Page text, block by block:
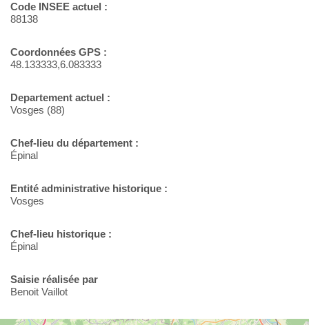
Code INSEE actuel :
88138
Coordonnées GPS :
48.133333,6.083333
Departement actuel :
Vosges (88)
Chef-lieu du département :
Épinal
Entité administrative historique :
Vosges
Chef-lieu historique :
Épinal
Saisie réalisée par
Benoit Vaillot